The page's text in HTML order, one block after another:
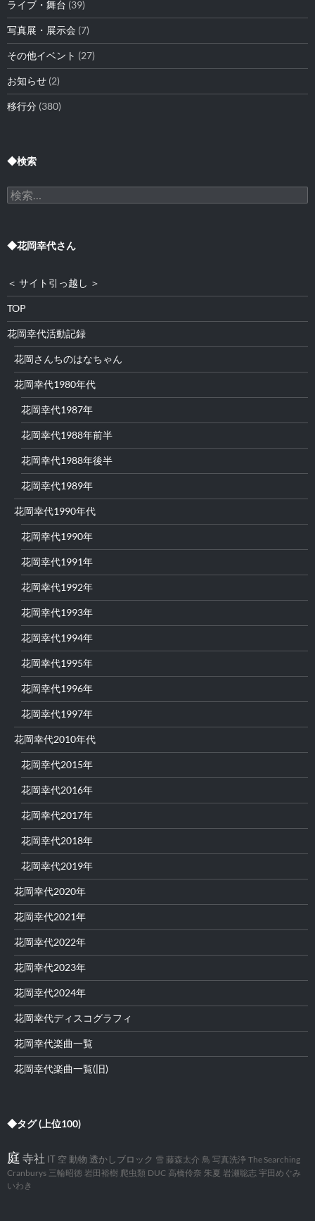
ライブ・舞台 (39)
写真展・展示会 (7)
その他イベント (27)
お知らせ (2)
移行分 (380)
◆検索
検
索:
◆花岡幸代さん
＜ サイト引っ越し ＞
TOP
花岡幸代活動記録
花岡さんちのはなちゃん
花岡幸代1980年代
花岡幸代1987年
花岡幸代1988年前半
花岡幸代1988年後半
花岡幸代1989年
花岡幸代1990年代
花岡幸代1990年
花岡幸代1991年
花岡幸代1992年
花岡幸代1993年
花岡幸代1994年
花岡幸代1995年
花岡幸代1996年
花岡幸代1997年
花岡幸代2010年代
花岡幸代2015年
花岡幸代2016年
花岡幸代2017年
花岡幸代2018年
花岡幸代2019年
花岡幸代2020年
花岡幸代2021年
花岡幸代2022年
花岡幸代2023年
花岡幸代2024年
花岡幸代ディスコグラフィ
花岡幸代楽曲一覧
花岡幸代楽曲一覧(旧)
◆タグ (上位100)
庭 寺社 IT 空 動物 透かしブロック 雪 藤森太介 鳥 写真洗浄 The Searching
Cranburys 三輪昭徳 岩田裕樹 爬虫類 DUC 高橋伶奈 朱夏 岩瀬聡志 宇田めぐみ
いわき